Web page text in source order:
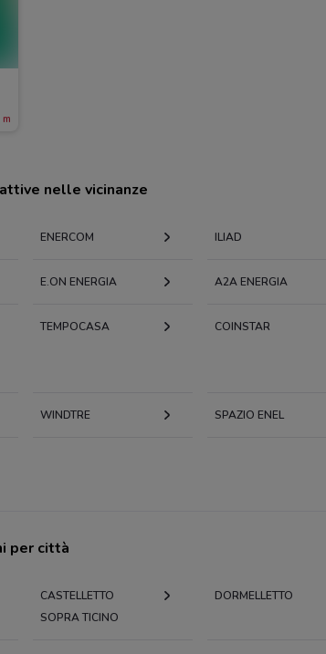
nelle vicinanze
ENERCOM ILIAD
E.ON ENERGIA A2A ENERGIA
TEMPOCASA COINSTAR
WINDTRE SPAZIO ENEL
per città
CASTELLETTO
SOPRA TICINO
DORMELLETTO